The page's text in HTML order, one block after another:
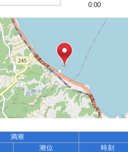
0:00
満潮
潮位 時刻